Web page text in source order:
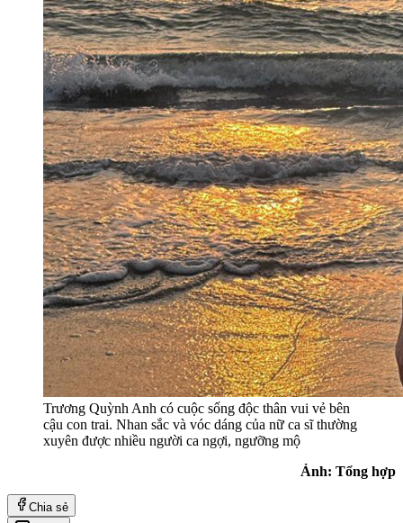
Trương Quỳnh Anh có cuộc sống độc thân vui vẻ bên
cậu con trai. Nhan sắc và vóc dáng của nữ ca sĩ thường
xuyên được nhiều người ca ngợi, ngưỡng mộ
Ảnh: Tổng hợp
Chia sẻ